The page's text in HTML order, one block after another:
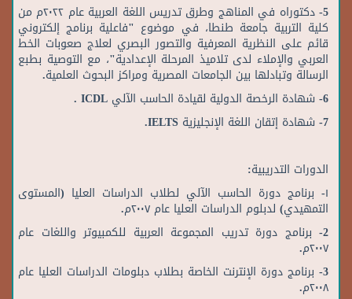
5- دكتوراه في المناهج وطرق تدريس اللغة العربية عام ٢٠٢٢م من
كلية التربية جامعة طنطا، في موضوع "فاعلية برنامج إلكتروني
قائم على النظرية المعرفية والتصور البصري لعلاج صعوبات الخط
العربي والإملاء لدى تلاميذ المرحلة الإعدادية"، مع التوصية بطبع
الرسالة وتبادلها بين الجامعات المصرية ومراكز البحوث العلمية.
6- شهادة الرخصة الدولية لقيادة الحاسب الآلي ICDL .
7- شهادة إتقان اللغة الإنجليزية IELTS.
الدورات التدريبية:
١- برنامج دورة الحاسب الآلي لطلاب الدراسات العليا (المستوى
التمهيدي) لدبلوم الدراسات العليا عام ٢٠٠٧م.
2- برنامج دورة تدريب المجموعة العربية للكمبيوتر واللغات عام
٢٠٠٧م.
3- برنامج دورة الإنترنت الخاصة بطلاب دبلومات الدراسات العليا عام
٢٠٠٨م.